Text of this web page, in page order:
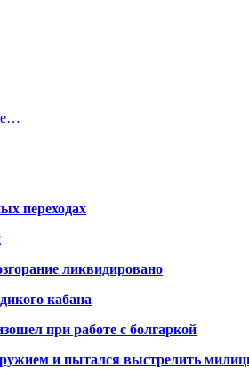
переходах
ликвидировано
кабана
при работе с болгаркой
и пытался выстрелить